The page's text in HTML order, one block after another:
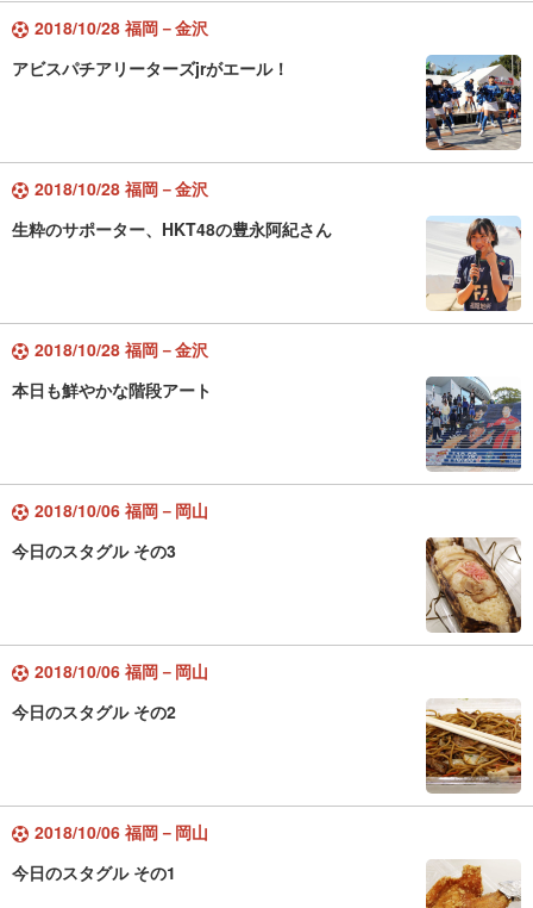
2018/10/28 福岡－金沢
アビスパチアリーターズjrがエール！
2018/10/28 福岡－金沢
生粋のサポーター、HKT48の豊永阿紀さん
2018/10/28 福岡－金沢
本日も鮮やかな階段アート
2018/10/06 福岡－岡山
今日のスタグル その3
2018/10/06 福岡－岡山
今日のスタグル その2
2018/10/06 福岡－岡山
今日のスタグル その1